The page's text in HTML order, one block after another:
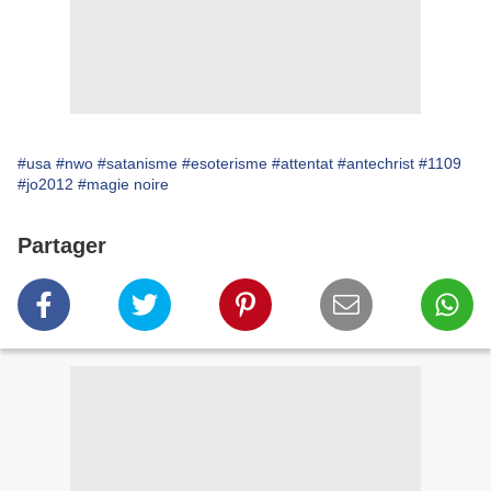
#usa #nwo #satanisme #esoterisme #attentat #antechrist #1109
#jo2012 #magie noire
Partager